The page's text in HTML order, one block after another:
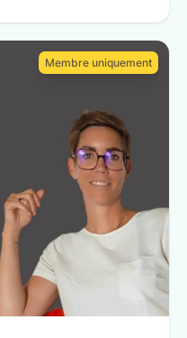
Membre uniquement